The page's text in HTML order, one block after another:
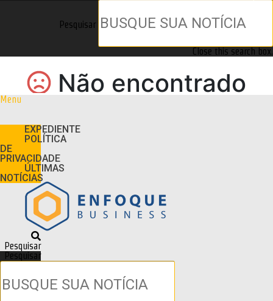
Pesquisar
Close this search box.
Menu
EXPEDIENTE
POLÍTICA
DE
PRIVACIDADE
ÚLTIMAS
NOTÍCIAS
Pesquisar
Pesquisar